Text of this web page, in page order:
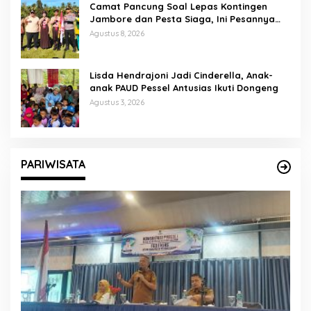
Camat Pancung Soal Lepas Kontingen
Jambore dan Pesta Siaga, Ini Pesannya
kepada Peserta
Agustus 8, 2026
Lisda Hendrajoni Jadi Cinderella, Anak-
anak PAUD Pessel Antusias Ikuti Dongeng
Agustus 3, 2026
PARIWISATA